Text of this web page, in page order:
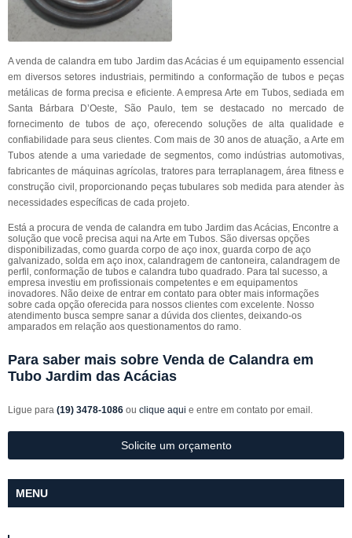
A venda de calandra em tubo Jardim das Acácias é um equipamento essencial
em diversos setores industriais, permitindo a conformação de tubos e peças
metálicas de forma precisa e eficiente. A empresa Arte em Tubos, sediada em
Santa Bárbara D’Oeste, São Paulo, tem se destacado no mercado de
fornecimento de tubos de aço, oferecendo soluções de alta qualidade e
confiabilidade para seus clientes. Com mais de 30 anos de atuação, a Arte em
Tubos atende a uma variedade de segmentos, como indústrias automotivas,
fabricantes de máquinas agrícolas, tratores para terraplanagem, área fitness e
construção civil, proporcionando peças tubulares sob medida para atender às
necessidades específicas de cada projeto.
Está a procura de venda de calandra em tubo Jardim das Acácias, Encontre a
solução que você precisa aqui na Arte em Tubos. São diversas opções
disponibilizadas, como guarda corpo de aço inox, guarda corpo de aço
galvanizado, solda em aço inox, calandragem de cantoneira, calandragem de
perfil, conformação de tubos e calandra tubo quadrado. Para tal sucesso, a
empresa investiu em profissionais competentes e em equipamentos
inovadores. Não deixe de entrar em contato para obter mais informações
sobre cada opção oferecida para nossos clientes com excelente. Nosso
atendimento busca sempre sanar a dúvida dos clientes, deixando-os
amparados em relação aos questionamentos do ramo.
Para saber mais sobre Venda de Calandra em
Tubo Jardim das Acácias
Ligue para (19) 3478-1086 ou clique aqui e entre em contato por email.
Solicite um orçamento
MENU